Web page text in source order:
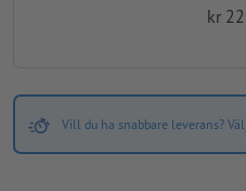
kr
Vill du ha snabbare leverans?